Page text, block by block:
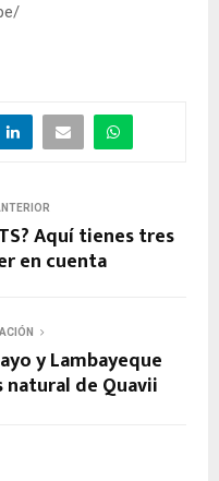
Aquí tienes tres
en cuenta
y Lambayeque
natural de Quavii